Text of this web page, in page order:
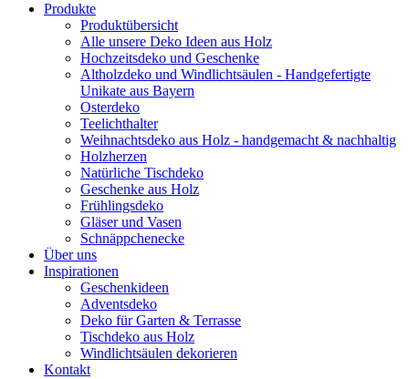
Produkte
Produktübersicht
Alle unsere Deko Ideen aus Holz
Hochzeitsdeko und Geschenke
Altholzdeko und Windlichtsäulen - Handgefertigte
Unikate aus Bayern
Osterdeko
Teelichthalter
Weihnachts­deko aus Holz - handgemacht & nachhaltig
Holzherzen
Natürliche Tischdeko
Geschenke aus Holz
Frühlingsdeko
Gläser und Vasen
Schnäppchenecke
Über uns
Inspirationen
Geschenkideen
Adventsdeko
Deko für Garten & Terrasse
Tischdeko aus Holz
Windlichtsäulen dekorieren
Kontakt